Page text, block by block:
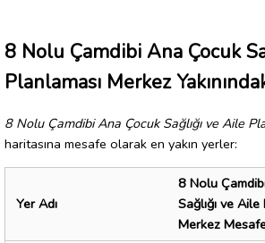
8 Nolu Çamdibi Ana Çocuk
Planlaması Merkez
8 Nolu Çamdibi Ana Çocuk Sağlığı ve Aile
haritasına mesafe olarak en yakın yerler:
Yer Adı
8 Nolu
Sağlığı ve Aile
Merkez